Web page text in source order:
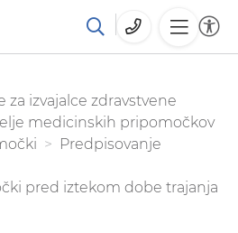
izvajalce zdravstvene
medicinskih pripomočkov
Predpisovanje
pred iztekom dobe trajanja